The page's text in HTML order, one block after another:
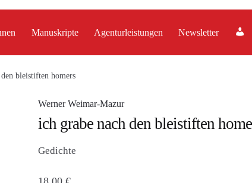
Manuskripte Agenturleistungen Newsletter
t
bleistiften homers
Werner Weimar-Mazur
ich grabe nach den bleistiften
Gedichte